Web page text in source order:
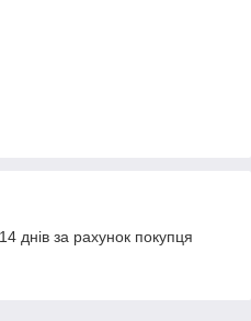
днів за рахунок покупця